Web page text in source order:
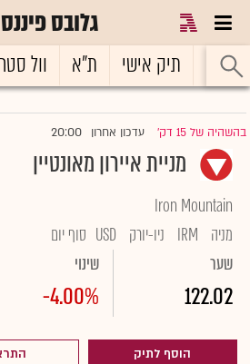
גלובס
ראשי תיק אישי ת"א וול
בהשהיה של 15 דק' |עדכון אחרון 20:00
מניית איירון מאונטיין
Iron Mountain
מניה
IRM ניו-יורק USD סוף יום
שער
122.02
שינוי
-4.00%
הוסף לתיק